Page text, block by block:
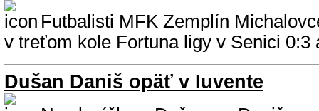
Futbalisti MFK Zemplín
v treťom kole Fortuna ligy v Senici 0:3
Dušan Daniš opäť v Iuvente